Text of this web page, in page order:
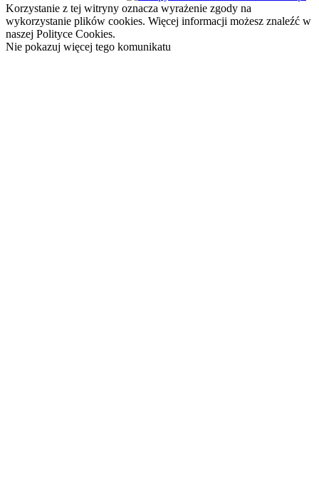
Korzystanie z tej witryny oznacza wyrażenie zgody na
wykorzystanie plików cookies. Więcej informacji możesz znaleźć w
naszej Polityce Cookies.
Nie pokazuj więcej tego komunikatu